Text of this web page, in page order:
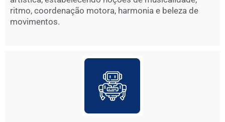
ritmo, coordenação motora, harmonia e beleza de
movimentos.